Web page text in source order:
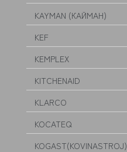
KAYMAN (КАЙМАН)
KEF
KEMPLEX
KITCHENAID
KLARCO
KOCATEQ
KOGAST(KOVINASTROJ)